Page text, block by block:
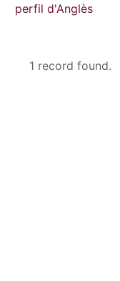
perfil d'Anglès
1 record found.